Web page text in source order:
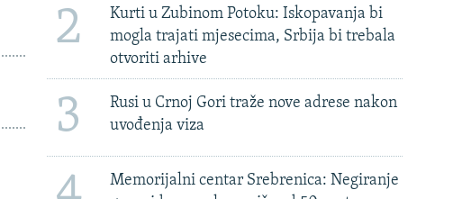
2
Kurti u Zubinom Potoku: Iskopavanja bi
mogla trajati mjesecima, Srbija bi trebala
otvoriti arhive
3
Rusi u Crnoj Gori traže nove adrese nakon
uvođenja viza
Memorijalni centar Srebrenica: Negiranje